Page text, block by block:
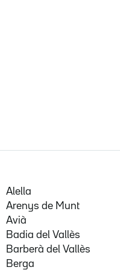
Alella
Arenys de Munt
Avià
Badia del Vallès
Barberà del Vallès
Berga